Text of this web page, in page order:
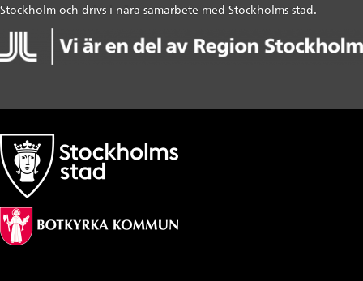
Stockholm och drivs i nära samarbete med Stockholms stad.